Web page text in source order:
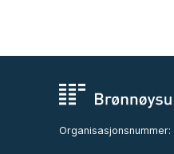
Organisasjonsnummer: